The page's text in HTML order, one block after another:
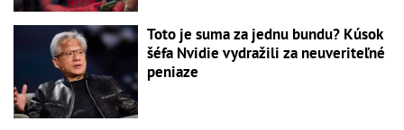
Toto je suma za jednu bundu? Kúsok
šéfa Nvidie vydražili za neuveriteľné
peniaze